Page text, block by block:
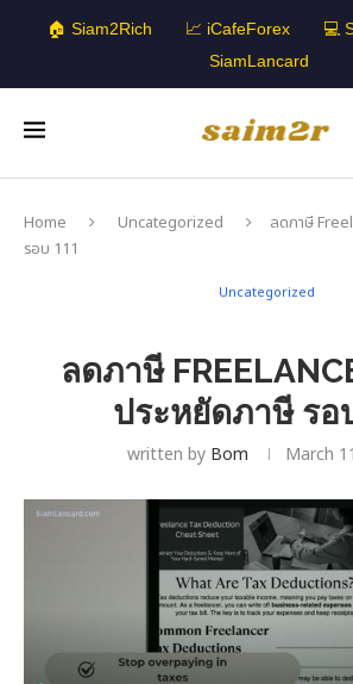
🏠 Siam2Rich 📈 iCafeForex 💻
SiamLancard
Home Uncategorized
ลดภาษี
รอบ 111
Uncategorized
ลดภาษี
ประหยัดภาษี รอ
written by Bom March